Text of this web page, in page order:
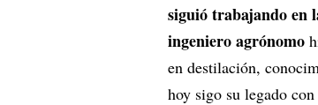
siguió trabajando en
ingeniero agrónomo
en destilación,
hoy sigo su legado